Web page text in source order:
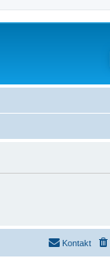
Kontakt